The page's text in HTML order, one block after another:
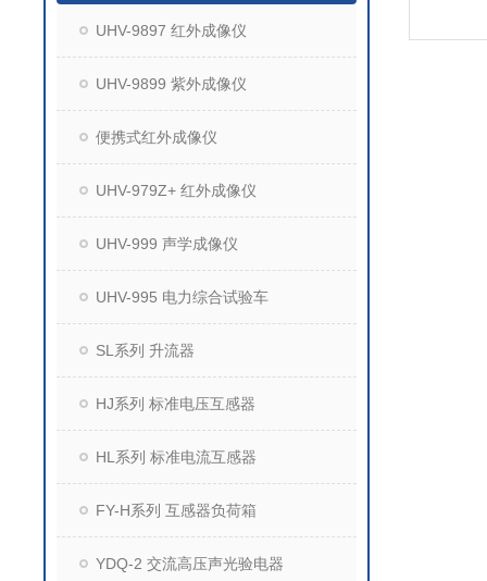
UHV-9897 红外成像仪
UHV-9899 紫外成像仪
便携式红外成像仪
UHV-979Z+ 红外成像仪
UHV-999 声学成像仪
UHV-995 电力综合试验车
SL系列 升流器
HJ系列 标准电压互感器
HL系列 标准电流互感器
FY-H系列 互感器负荷箱
YDQ-2 交流高压声光验电器